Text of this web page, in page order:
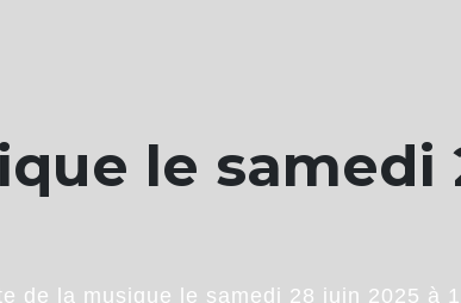
le samedi
de la musique le samedi 28 juin 2025 à